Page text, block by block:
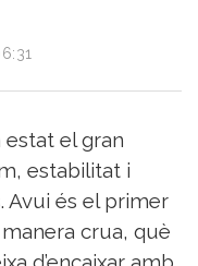
el gran
estabilitat i
Avui és el primer
crua, què